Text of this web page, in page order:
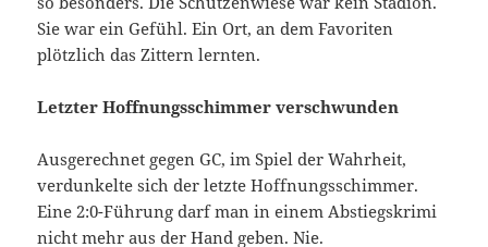
Sie war ein Gefühl. Ein Ort, an dem Favoriten
plötzlich das Zittern lernten.
Letzter Hoffnungsschimmer verschwunden
Ausgerechnet gegen GC, im Spiel der Wahrheit,
verdunkelte sich der letzte Hoffnungsschimmer.
Eine 2:0-Führung darf man in einem Abstiegskrimi
nicht mehr aus der Hand geben. Nie.